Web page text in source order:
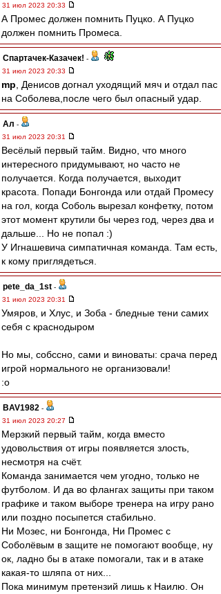
31 июл 2023 20:33
А Промес должен помнить Пуцко. А Пуцко
должен помнить Промеса.
Спартачек-Казачек! -
31 июл 2023 20:33
mp , Денисов догнал уходящий мяч и отдал пас
на Соболева,после чего был опасный удар.
Ал -
31 июл 2023 20:31
Весёлый первый тайм. Видно, что много
интересного придумывают, но часто не
получается. Когда получается, выходит
красота. Попади Бонгонда или отдай Промесу
на гол, когда Соболь вырезал конфетку, потом
этот момент крутили бы через год, через два и
дальше... Но не попал :)
У Игнашевича симпатичная команда. Там есть,
к кому приглядеться.
pete_da_1st -
31 июл 2023 20:31
Умяров, и Хлус, и Зоба - бледные тени самих
себя с краснодыром
Но мы, собссно, сами и виноваты: срача перед
игрой нормального не организовали!
:o
BAV1982 -
31 июл 2023 20:27
Мерзкий первый тайм, когда вместо
удовольствия от игры появляется злость,
несмотря на счёт.
Команда занимается чем угодно, только не
футболом. И да во флангах защиты при таком
графике и таком выборе тренера на игру рано
или поздно посыпется стабильно.
Ни Мозес, ни Бонгонда, Ни Промес с
Соболёвым в защите не помогают вообще, ну
ок, ладно бы в атаке помогали, так и в атаке
какая-то шляпа от них...
Пока минимум претензий лишь к Наилю. Он